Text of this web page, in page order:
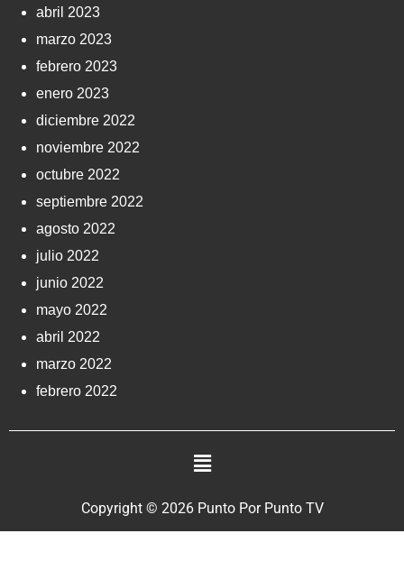
abril 2023
marzo 2023
febrero 2023
enero 2023
diciembre 2022
noviembre 2022
octubre 2022
septiembre 2022
agosto 2022
julio 2022
junio 2022
mayo 2022
abril 2022
marzo 2022
febrero 2022
Copyright © 2026 Punto Por Punto TV